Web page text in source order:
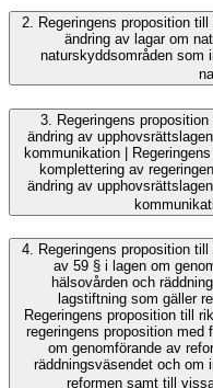
2. Regeringens proposition
ändring av lagar om
naturskyddsområden som
3. Regeringens
ändring av
kommunikation | Regeringens proposition till riksdagen med förslag till
komplettering av
ändring av
4. Regeringens proposition
av 59 § i lagen om
hälsovården och
lagstiftning som gäller
Regeringens proposition till
regeringens proposition med
om genomförande av
räddningsväsendet och om
reformen samt till